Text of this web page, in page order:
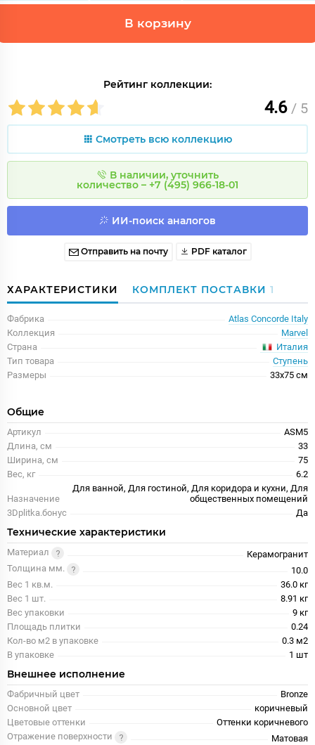
В корзину
Рейтинг коллекции:
4.6 / 5
Смотреть всю коллекцию
В наличии, уточнить
количество – +7 (495) 966-18-01
ИИ-поиск аналогов
Отправить на почту PDF каталог
ХАРАКТЕРИСТИКИ КОМПЛЕКТ ПОСТАВКИ 1
Фабрика
Atlas Concorde Italy
Коллекция
Marvel
Страна
Италия
Тип товара
Ступень
Размеры
33x75 см
Общие
Артикул
ASM5
Длина, см
33
Ширина, см
75
Вес, кг
6.2
Назначение
Для ванной, Для гостиной, Для коридора и кухни, Для
общественных помещений
3Dplitka.бонус
Да
Технические характеристики
Материал
Керамогранит
Толщина мм.
10.0
Вес 1 кв.м.
36.0 кг
Вес 1 шт.
8.91 кг
Вес упаковки
9 кг
Площадь плитки
0.24
Кол-во м2 в упаковке
0.3 м2
В упаковке
1 шт
Внешнее исполнение
Фабричный цвет
Bronze
Основной цвет
коричневый
Цветовые оттенки
Оттенки коричневого
Отражение поверхности
Матовая